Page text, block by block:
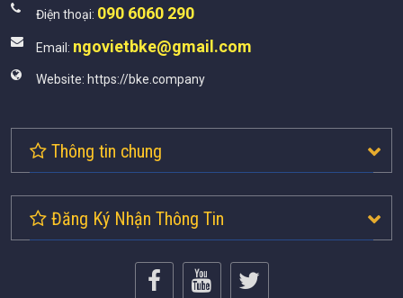
Điện thoại: 090 6060 290
Email: ngovietbke@gmail.com
Website: https://bke.company
Thông tin chung
Đăng Ký Nhận Thông Tin